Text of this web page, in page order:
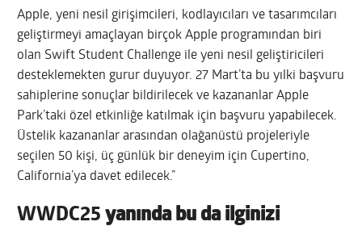
Apple, yeni nesil girişimcileri, kodlayıcıları ve tasarımcıları
geliştirmeyi amaçlayan birçok Apple programından biri
olan Swift Student Challenge ile yeni nesil geliştiricileri
desteklemekten gurur duyuyor. 27 Mart’ta bu yılki başvuru
sahiplerine sonuçlar bildirilecek ve kazananlar Apple
Park’taki özel etkinliğe katılmak için başvuru yapabilecek.
Üstelik kazananlar arasından olağanüstü projeleriyle
seçilen 50 kişi, üç günlük bir deneyim için Cupertino,
California’ya davet edilecek.”
WWDC25yanında bu da ilginizi